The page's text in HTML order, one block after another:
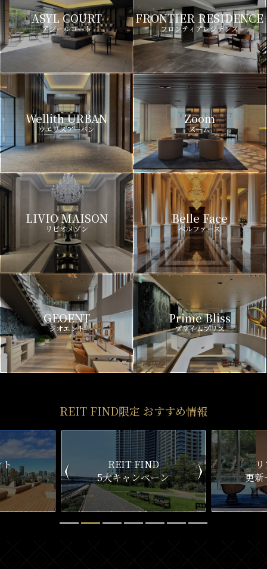
ASYL COURT
アジールコート
FRONTIER RESIDENCE
フロンティアレジデンス
Wellith URBAN
ウエリスアーバン
Zoom
ズーム
LIVIO MAISON
リビオメゾン
Belle Face
ベルファース
GEOENT
ジオエント
Prime Bliss
プライムブリス
REIT FIND限定 おすすめ情報
ン
リアルタイム
更新一覧チェック
新